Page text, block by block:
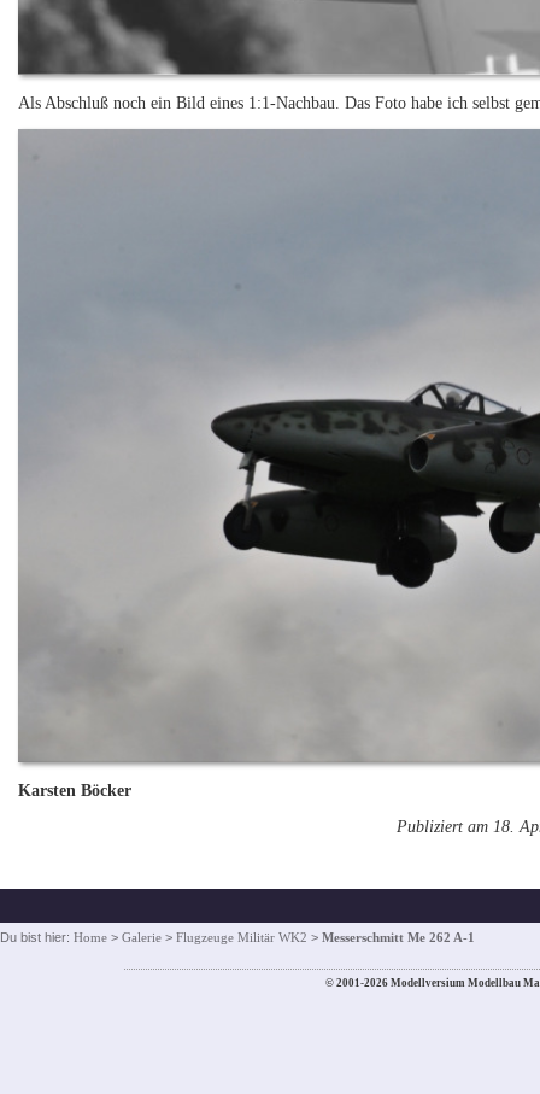
Als Abschluß noch ein Bild eines 1:1-Nachbau. Das Foto habe ich selbst
Karsten Böcker
Publiziert am 18.
Du bist hier: Home > Galerie > Flugzeuge Militär WK2 > Messerschmitt Me 262 A-1
© 2001-2026 Modellversium Modellbau